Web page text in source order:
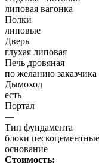
липовая вагонка
Полки
липовые
Дверь
глухая липовая
Печь дровяная
по желанию заказчика
Дымоход
есть
Портал
—
Тип фундамента
блоки
основание
Стоимость: